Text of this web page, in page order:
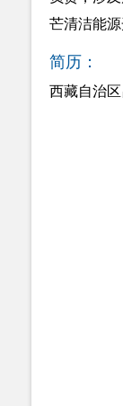
芒清洁能源
简历：
西藏自治